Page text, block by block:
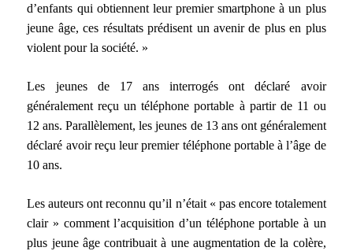
d’enfants qui obtiennent leur premier smartphone à un plus
jeune âge, ces résultats prédisent un avenir de plus en plus
violent pour la société. »
Les jeunes de 17 ans interrogés ont déclaré avoir
généralement reçu un téléphone portable à partir de 11 ou
12 ans. Parallèlement, les jeunes de 13 ans ont généralement
déclaré avoir reçu leur premier téléphone portable à l’âge de
10 ans.
Les auteurs ont reconnu qu’il n’était « pas encore totalement
clair » comment l’acquisition d’un téléphone portable à un
plus jeune âge contribuait à une augmentation de la colère,